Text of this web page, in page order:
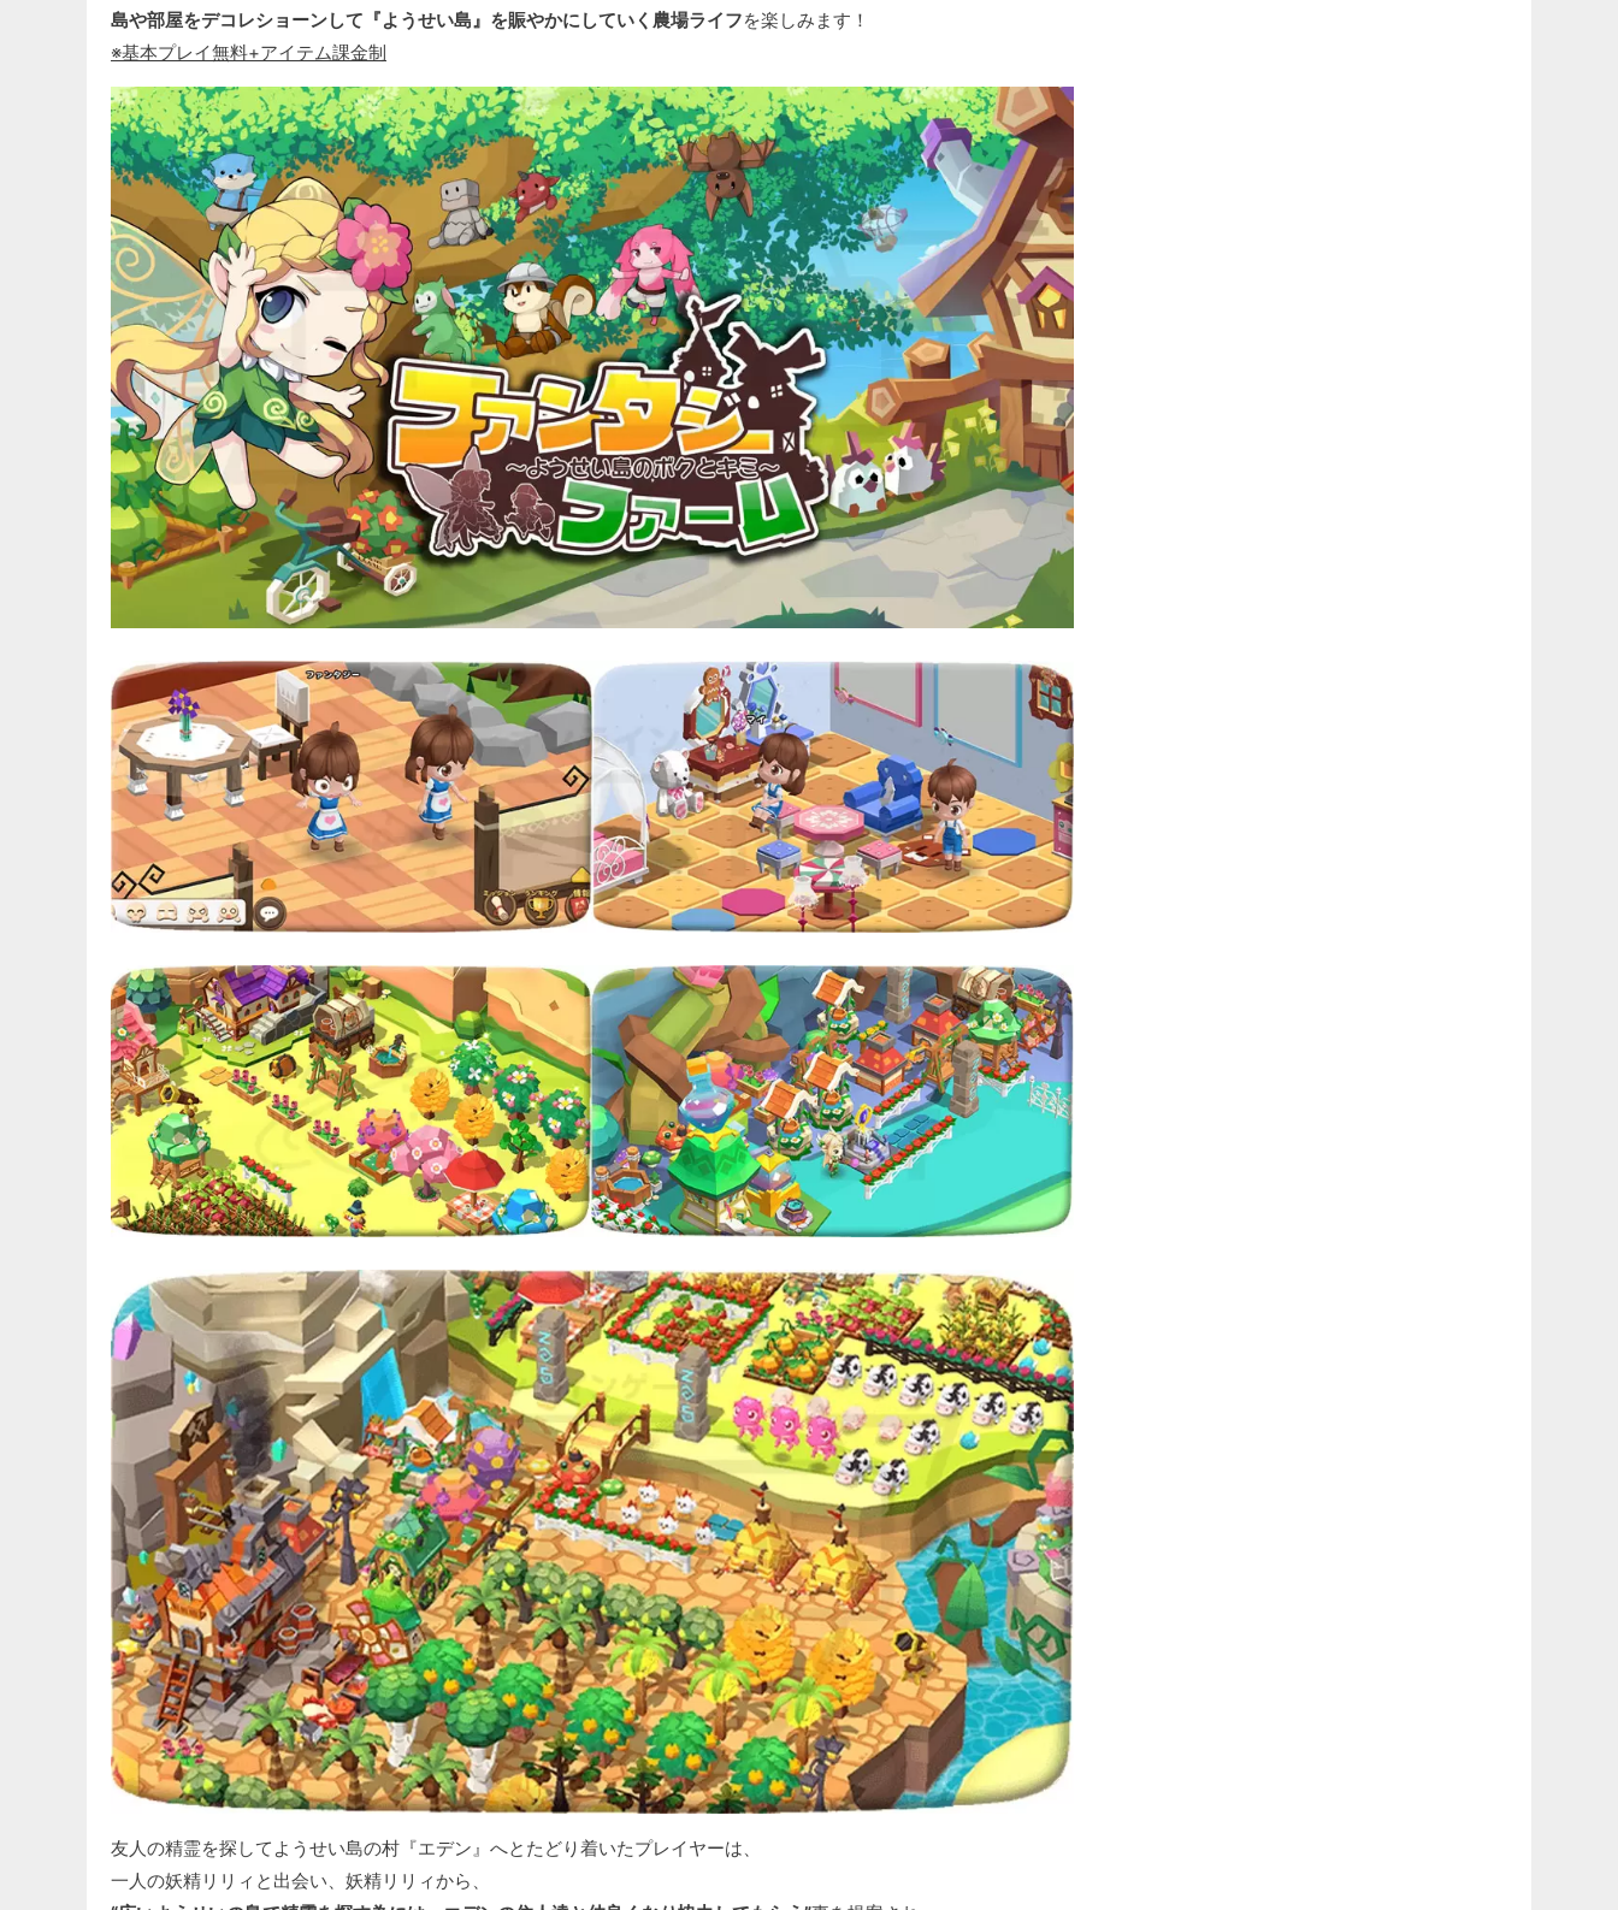
島や部屋をデコレショーンして『ようせい島』を賑やかにしていく農場ライフを楽しみます！
※基本プレイ無料+アイテム課金制
友人の精霊を探してようせい島の村『エデン』へとたどり着いたプレイヤーは、
一人の妖精リリィと出会い、妖精リリィから、